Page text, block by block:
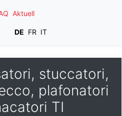
Aktuell
DE FR IT
stuccatori,
plafonatori
TI